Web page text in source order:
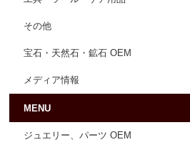
その他
宝石・天然石・鉱石 OEM
メディア情報
MENU
ジュエリー、パーツ OEM